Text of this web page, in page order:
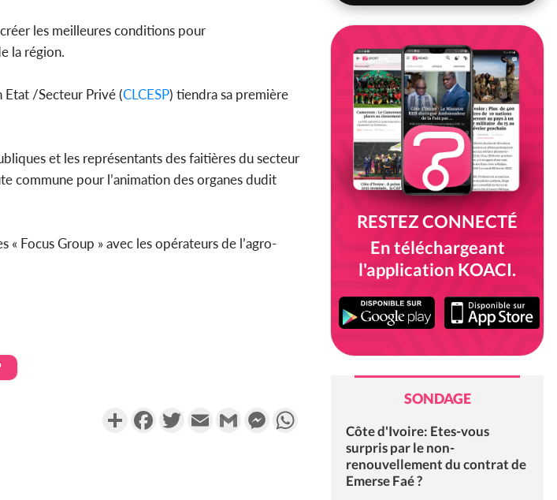
les meilleures conditions pour
la région.
Etat /Secteur Privé (CLCESP) tiendra sa première
et les représentants des faitières du secteur
commune pour l’animation des organes dudit
« Focus Group » avec les opérateurs de l’agro-
PartagerFacebookTwitterEmail Gmail Messenger
RESTEZ CONNECTÉ
En téléchargeant
l'application KOACI.
SONDAGE
Côte d'Ivoire: Etes-vous
surpris par le non-
renouvellement du contrat de
Emerse Faé ?